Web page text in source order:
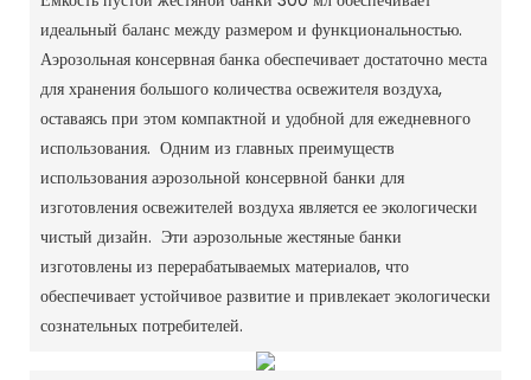
идеальный баланс между размером и функциональностью.
Аэрозольная консервная банка обеспечивает достаточно места
для хранения большого количества освежителя воздуха,
оставаясь при этом компактной и удобной для ежедневного
использования. Одним из главных преимуществ
использования аэрозольной консервной банки для
изготовления освежителей воздуха является ее экологически
чистый дизайн. Эти аэрозольные жестяные банки
изготовлены из перерабатываемых материалов, что
обеспечивает устойчивое развитие и привлекает экологически
сознательных потребителей.